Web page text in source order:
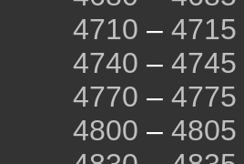
4710 – 4715
4740 – 4745
4770 – 4775
4800 – 4805